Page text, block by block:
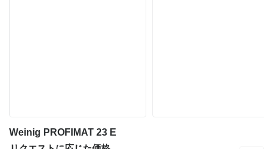
Weinig PROFIMAT 23 E